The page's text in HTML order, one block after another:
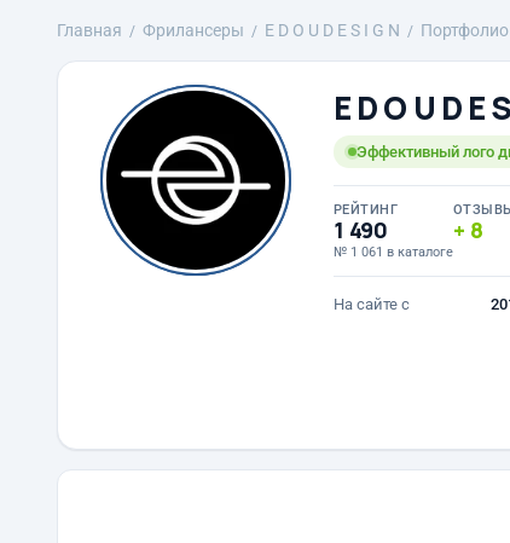
Главная Фрилансеры E D O U D E S I G N Портфолио
E D O U D E
Эффективный лого
РЕЙТИНГ
1 490
№ 1 061 в каталоге
8
На сайте с